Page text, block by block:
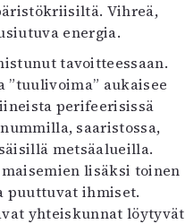
Vihreä,
energia.
tavoitteessaan.
”tuulivoima” aukaisee
perifeerisissä
saaristossa,
metsäalueilla.
lisäksi toinen
puuttuvat ihmiset.
yhteiskunnat löytyvät